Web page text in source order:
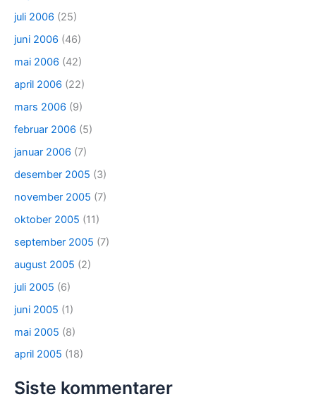
juli 2006 (25)
juni 2006 (46)
mai 2006 (42)
april 2006 (22)
mars 2006 (9)
februar 2006 (5)
januar 2006 (7)
desember 2005 (3)
november 2005 (7)
oktober 2005 (11)
september 2005 (7)
august 2005 (2)
juli 2005 (6)
juni 2005 (1)
mai 2005 (8)
april 2005 (18)
Siste kommentarer